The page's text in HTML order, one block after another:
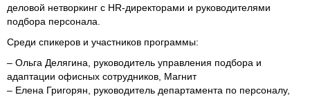
деловой нетворкинг с HR-директорами и руководителями
подбора персонала.
Среди спикеров и участников программы:
– Ольга Делягина, руководитель управления подбора и
адаптации офисных сотрудников, Магнит
– Елена Григорян, руководитель департамента по персоналу,